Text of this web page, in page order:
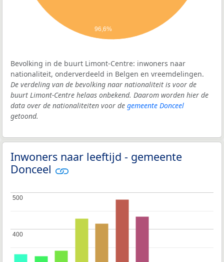
96,6%
Bevolking in de buurt Limont-Centre: inwoners naar
nationaliteit, onderverdeeld in Belgen en vreemdelingen.
De verdeling van de bevolking naar nationaliteit is voor de
buurt Limont-Centre helaas onbekend. Daarom worden hier de
data over de nationaliteiten voor de gemeente Donceel
getoond.
Inwoners naar leeftijd - gemeente
Donceel
400
400
500
500